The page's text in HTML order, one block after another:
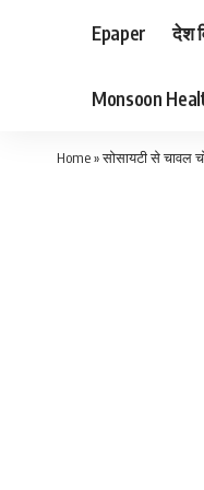
Epaper देश
Monsoon
Home»सोसायटी से चावल